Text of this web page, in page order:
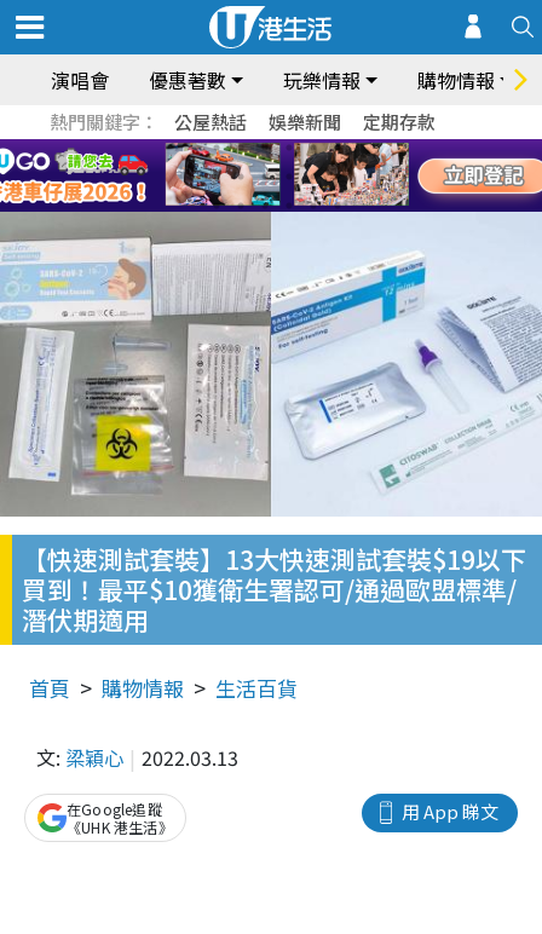
演唱會 優惠著數 玩樂情報 購物情報
熱門關鍵字： 公屋熱話 娛樂新聞 定期存款
【快速測試套裝】13大快速測試套裝$19以下
買到！最平$10獲衛生署認可/通過歐盟標準/
潛伏期適用
首頁 購物情報 生活百貨
文: 梁穎心 2022.03.13
用 App 睇文
在Google追蹤
《UHK 港生活》